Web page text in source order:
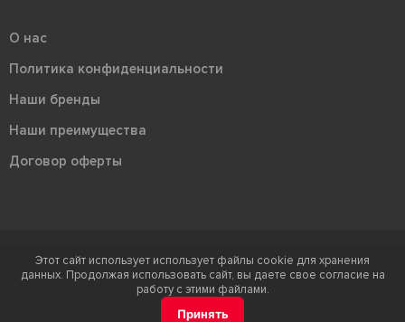
О нас
Политика конфиденциальности
Наши бренды
Наши преимущества
Договор оферты
Терра - территория керамики 2026
Ⓒ Правообладателем товарного знака "Терра" является ООО "Атлас-
Этот сайт использует использует файлы cookie для хранения
данных. Продолжая использовать сайт, вы даете свое согласие на
работу с этими файлами.
Принять